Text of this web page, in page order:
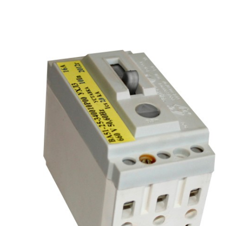
(Филиал
15.02.2022
Электро выиграла тендер на
поставку деревянных опор ЛЭП
складского оперативного
Татьяна (Branch of «Saren B.
V.» PLLC)
Выражаю благодарность
оперативную обработку нашего
Выставили коммерческое
хорошей цене в течение двух
малого сотня товарных